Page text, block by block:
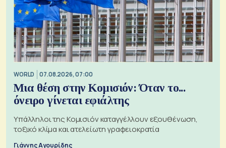
WORLD 07.08.2026, 07:00
Μια θέση στην Κομισιόν: Όταν το...
όνειρο γίνεται εφιάλτης
Υπάλληλοι της Κομισιόν καταγγέλλουν εξουθένωση,
τοξικό κλίμα και ατελείωτη γραφειοκρατία
Γιάννης Αγουρίδης